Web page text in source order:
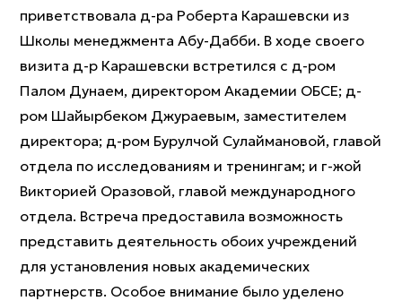
приветствовала д-ра Роберта Карашевски из
Школы менеджмента Абу-Дабби. В ходе своего
визита д-р Карашевски встретился с д-ром
Палом Дунаем, директором Академии ОБСЕ; д-
ром Шайырбеком Джураевым, заместителем
директора; д-ром Бурулчой Сулаймановой, главой
отдела по исследованиям и тренингам; и г-жой
Викторией Оразовой, главой международного
отдела. Встреча предоставила возможность
представить деятельность обоих учреждений
для установления новых академических
партнерств. Особое внимание было уделено